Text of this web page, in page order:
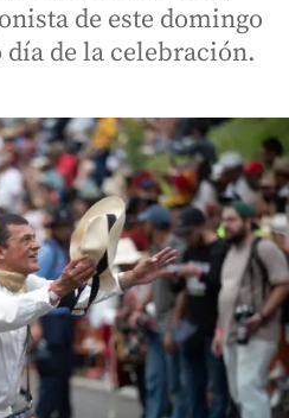
de este domingo
de la celebración.